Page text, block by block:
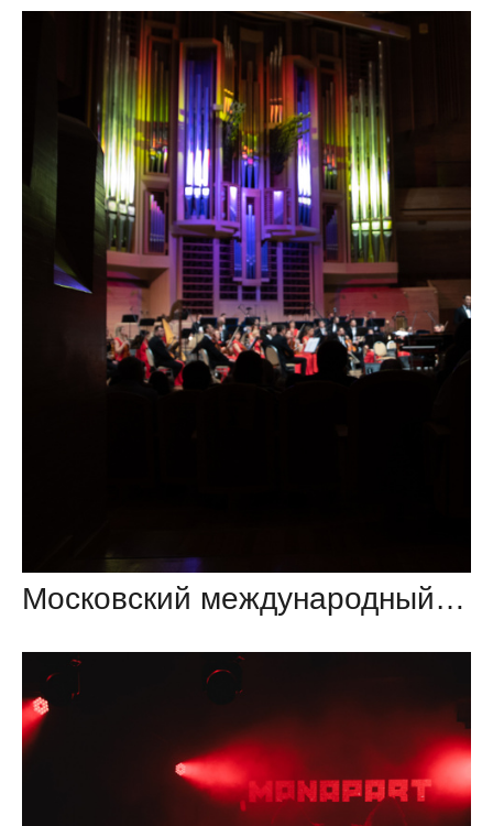
Московский международный Дом музыки